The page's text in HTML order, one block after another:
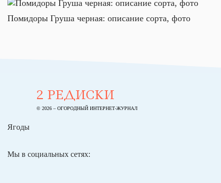
Помидоры Груша черная: описание сорта, фото
2 РЕДИСКИ
© 2026 – ОГОРОДНЫЙ ИНТЕРНЕТ-ЖУРНАЛ
Ягоды
Мы в социальных сетях: